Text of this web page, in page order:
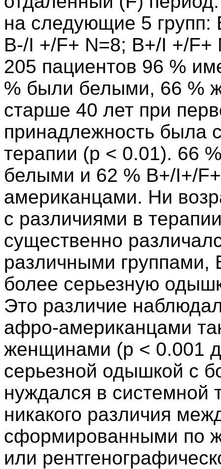
на следующие 5 групп:
B-/I +/F+ N=8; B+/I +/F+
205 пациентов 96 %
% были белыми, 66 %
старше 40 лет при
принадлежность была
терапии (p < 0.01). 66
белыми и 62 % B+/I+/
американцами. Ни
с различиями в
существенно
различными группами,
более серьезную
Это различие
афро-американцами
женщинами (p < 0.001
серьезной одышкой с
нуждался в системной
никакого различия
сформированными по
или